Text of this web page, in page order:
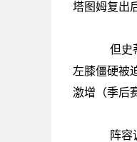
塔图姆复出
但史蒂
左膝僵硬被
激增（季后
阵容调